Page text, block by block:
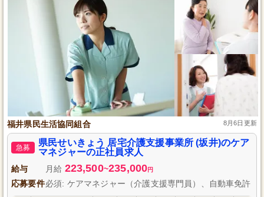
福井県民生活協同組合 8月6日更新
急募
県民せいきょう 居宅介護支援事業所 (坂井)のケア
マネジャーの正社員求人
給与 月給 223,500~235,000円
応募要件必須: ケアマネジャー（介護支援専門員）、自動車免許